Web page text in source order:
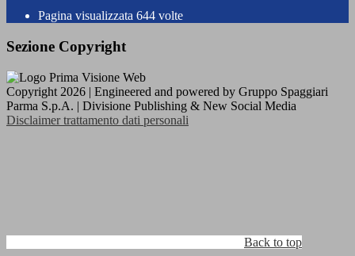
Pagina visualizzata 644 volte
Sezione Copyright
Copyright 2026 | Engineered and powered by Gruppo Spaggiari
Parma S.p.A. | Divisione Publishing & New Social Media
Disclaimer trattamento dati personali
Back to top